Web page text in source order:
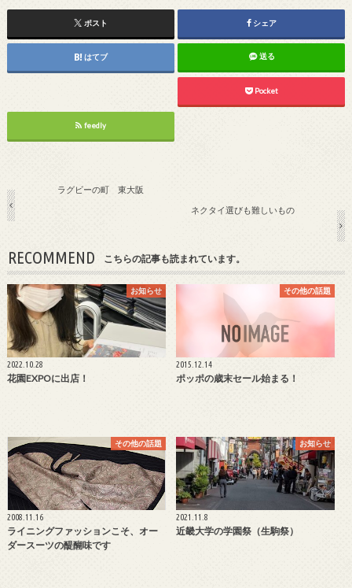
ポスト シェア
はてブ 送る
Pocket
feedly
ラグビーの町 東大阪
ネクタイ選びも難しいもの
RECOMMEND こちらの記事も読まれています。
お知らせ
2022.10.28
花園EXPOに出店！
その他の話題
2015.12.14
ポッポの歳末セール始まる！
その他の話題
2008.11.16
ライニングファッションこそ、オー
ダースーツの醍醐味です
お知らせ
2021.11.8
近畿大学の学園祭（生駒祭）